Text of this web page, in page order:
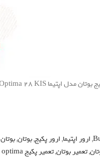
,ارور اپتیما,ارور پکیج,بوتان,بوتان optima
,تعمیر بوتان,تعمیر پکیج optima